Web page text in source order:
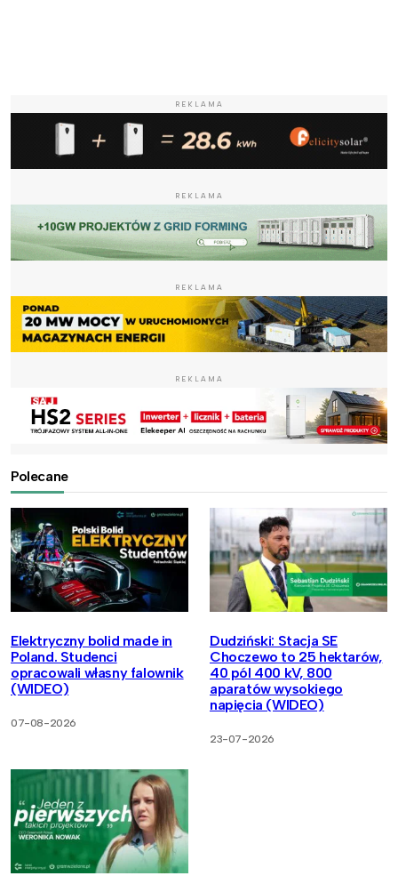
REKLAMA
REKLAMA
REKLAMA
REKLAMA
Polecane
Elektryczny bolid made in
Poland. Studenci
opracowali własny falownik
(WIDEO)
07-08-2026
Dudziński: Stacja SE
Choczewo to 25 hektarów,
40 pól 400 kV, 800
aparatów wysokiego
napięcia (WIDEO)
23-07-2026